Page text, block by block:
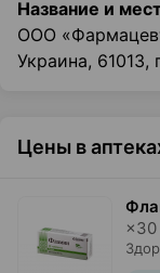
Название и
ООО
Украина, 61013,
Цены в
×30